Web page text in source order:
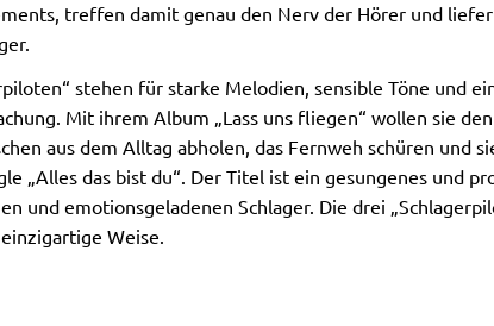
treffen damit genau den Nerv der Hörer und
stehen für starke Melodien, sensible Töne und
Mit ihrem Album „Lass uns fliegen“ wollen sie
aus dem Alltag abholen, das Fernweh schüren und
„Alles das bist du“. Der Titel ist ein gesungenes und
und emotionsgeladenen Schlager. Die drei
Weise.